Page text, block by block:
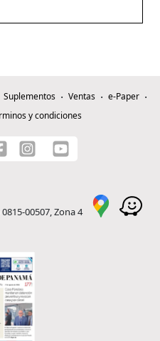
Suplementos Ventas
e-Paper
y condiciones
00507, Zona 4